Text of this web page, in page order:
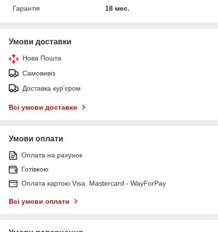
Гарантія
18 мес.
Умови доставки
Нова Пошта
Самовивіз
Доставка кур'єром
Всі умови доставки
Умови оплати
Оплата на рахунок
Готівкою
Оплата картою Visa, Mastercard - WayForPay
Всі умови оплати